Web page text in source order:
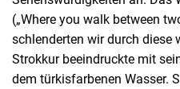
(„Where you walk between
schlenderten wir durch diese
Strokkur beeindruckte mit
dem türkisfarbenen Wasser.